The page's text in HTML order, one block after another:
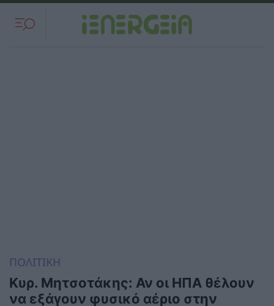
ΠΟΛΙΤΙΚΗ
Κυρ. Μητσοτάκης: Αν οι ΗΠΑ θέλουν
να εξάγουν φυσικό αέριο στην